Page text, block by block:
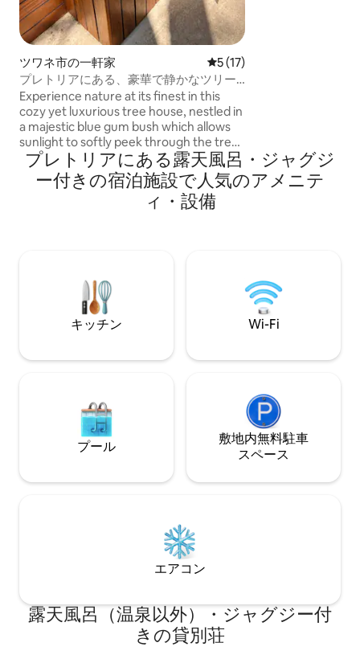
ツワネ市の一軒家 レビュー17件、5つ星中5つ
5 (17)
プレトリアにある、豪華で静かなツリー
ハウス＆露天風呂・ジャグジー
Experience nature at its finest in this
cozy yet luxurious tree house, nestled in
a majestic blue gum bush which allows
sunlight to softly peek through the tree
canopy. Complete with a sprawling deck,
wood fired hot tub and built in wood
fired barbeque. The natural aroma
accommodated by the calming silence
restaurants & wedding venues close by.
Netflix 武装対応🚓 敷地内にオーナーのコ
テージがあります
プレトリアにある露天風呂・ジャグジ
ー付きの宿泊施設で人気のアメニテ
ィ・設備
キッチン Wi-Fi
プール
敷地内無料駐⁠車
ス⁠ペ⁠ー⁠ス
エアコン
露天風呂（温泉以外）・ジャグジー付
きの貸別荘